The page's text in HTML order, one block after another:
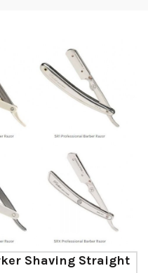
Shaving Straight